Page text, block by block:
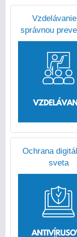
správnou
Ochrana
sveta